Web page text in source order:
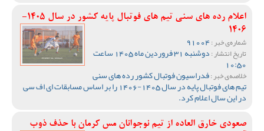
اعلام رده های سنی تیم های فوتبال پایه کشور در سال 1405-
1406
شماره‌ی خبر :
تاریخ انتشار : دوشنبه 31 فروردین ماه 1405 ساعت
10:50
خلاصه‌ی خبر :فدراسیون فوتبال کشور رده های سنی
تیم های فوتبال پایه در سال 1405-1406 را بر اساس مسابقات ای اف سی
در این سال اعلام کرد.
صعودی خارق العاده از تیم نوجوانان مس کرمان با حذف ذوب